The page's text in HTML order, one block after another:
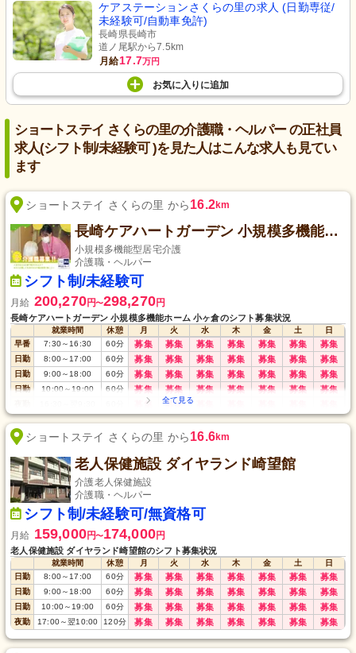
ケアステーションさくらの里の求人 (日勤専従/
未経験可/自動車免許)
長崎県長崎市
道ノ尾駅から7.5km
月給17.7万円
お気に入り に追加
ショートステイ さくらの里の介護職・ヘルパー の正社員
求人(シフト制/未経験可 )を見た人はこんな求人も見てい
ます
ショートステイ さくらの里 から16.2km
長崎ケアハートガーデン 小規模多機能ホーム 小ヶ倉
小規模多機能型居宅介護
介護職・ヘルパー
シフト制/未経験可
月給 200,270円〜298,270円
長崎ケアハートガーデン 小規模多機能ホーム 小ヶ倉のシフト募集状況
就業時間 休憩 月 火 水 木 金 土
日
早番
7:30～ 16:30 60分 募集 募集 募集 募集 募集 募集 募集
日勤 8:00～ 17:00 60分 募集 募集 募集 募集 募集 募集 募集
日勤 9:00～ 18:00 60分 募集 募集 募集 募集 募集 募集 募集
日勤 10:00 ～ 19:00 60分 募集 募集 募集 募集 募集 募集 募集
募集 募集
ショートステイ さくらの里 から16.6km
老人保健施設 ダイヤランド崎望館
介護老人保健施設
介護職・ヘルパー
シフト制/未経験可/無資格可
月給 159,000円〜174,000円
老人保健施設 ダイヤランド崎望館のシフト募集状況
就業時間 休憩 月 火 水 木 金 土
日
日勤
8:00～17:00 60分 募集 募集 募集 募集 募集 募集 募集
日勤 9:00～18:00 60分 募集 募集 募集 募集 募集 募集 募集
日勤 10:00～19:00 60分 募集 募集 募集 募集 募集 募集 募集
夜勤 17:00～翌10:00 120分 募集 募集 募集 募集 募集 募集 募集